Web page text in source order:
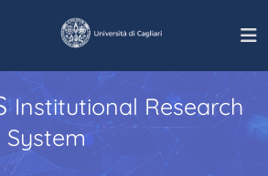
Institutional Research